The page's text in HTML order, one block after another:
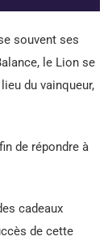
souvent ses
le Lion se
du vainqueur,
de répondre à
cadeaux
de cette